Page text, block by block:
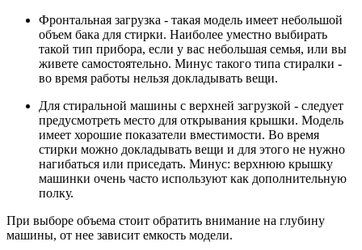
Фронтальная загрузка - такая модель имеет небольшой
объем бака для стирки. Наиболее уместно выбирать
такой тип прибора, если у вас небольшая семья, или вы
живете самостоятельно. Минус такого типа стиралки -
во время работы нельзя докладывать вещи.
Для стиральной машины с верхней загрузкой - следует
предусмотреть место для открывания крышки. Модель
имеет хорошие показатели вместимости. Во время
стирки можно докладывать вещи и для этого не нужно
нагибаться или приседать. Минус: верхнюю крышку
машинки очень часто используют как дополнительную
полку.
При выборе объема стоит обратить внимание на глубину
машины, от нее зависит емкость модели.